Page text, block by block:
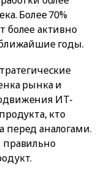
Более 70%
более активно
годы.
рынка и
ИТ-
кто
перед аналогами.